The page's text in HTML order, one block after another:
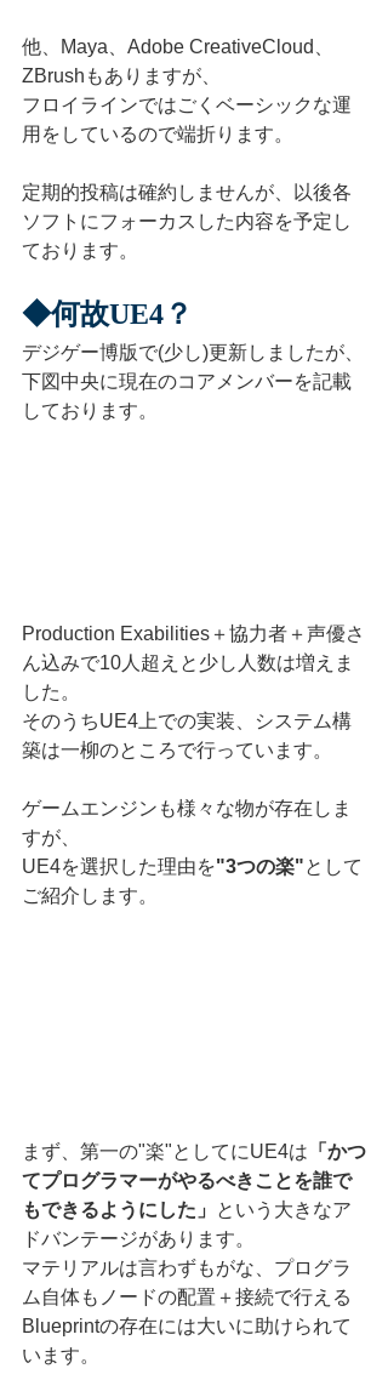
他、Maya、Adobe CreativeCloud、
ZBrushもありますが、
フロイラインではごくベーシックな運
用をしているので端折ります。
定期的投稿は確約しませんが、以後各
ソフトにフォーカスした内容を予定し
ております。
◆何故UE4？
デジゲー博版で(少し)更新しましたが、
下図中央に現在のコアメンバーを記載
しております。
Production Exabilities＋協力者＋声優さ
ん込みで10人超えと少し人数は増えま
した。
そのうちUE4上での実装、システム構
築は一柳のところで行っています。
ゲームエンジンも様々な物が存在しま
すが、
UE4を選択した理由を"3つの楽"として
ご紹介します。
まず、第一の"楽"としてにUE4は 「かつ
てプログラマーがやるべきことを誰で
もできるようにした」
という大きなア
ドバンテージがあります。
マテリアルは言わずもがな、プログラ
ム自体もノードの配置＋接続で行える
Blueprintの存在には大いに助けられて
います。